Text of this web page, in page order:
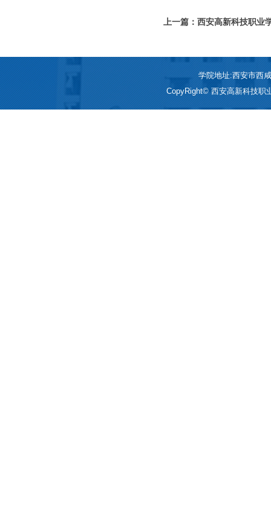
上一篇：西安高新科技职
学院地址:西安市西
CopyRight© 西安高新科技职